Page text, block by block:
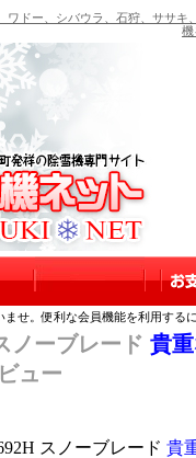
ー、シバウラ、石狩、ササキ
機
ませ。便利な会員機能を利用する
ノーブレード 貴
ュー
スノーブレード 貴